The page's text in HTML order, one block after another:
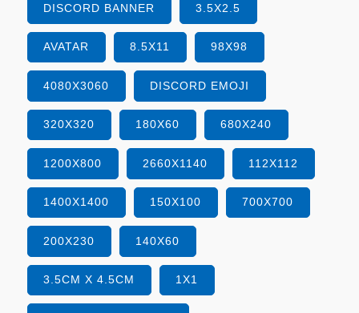
DISCORD BANNER 3.5X2.5
AVATAR 8.5X11 98X98
4080X3060 DISCORD EMOJI
320X320 180X60 680X240
1200X800 2660X1140 112X112
1400X1400 150X100 700X700
200X230 140X60
3.5CM X 4.5CM 1X1